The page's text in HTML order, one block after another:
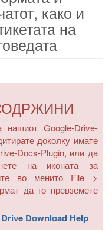
како и
на
нашиот Google-Drive-
доколку имате
Docs-Plugin, или да
на иконата за
во менито File >
да го превземете
Download Help